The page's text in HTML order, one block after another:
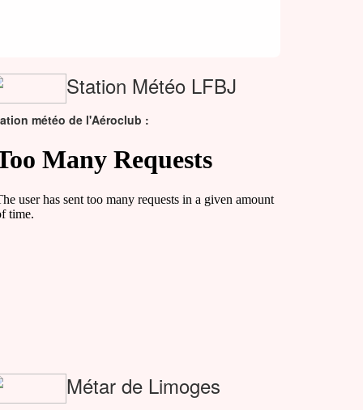
Station Météo LFBJ
météo de l'Aéroclub :
Métar de Limoges